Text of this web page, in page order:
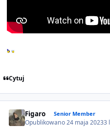
Cytuj
Figaro Senior Member
Opublikowano24 maja 20233 l